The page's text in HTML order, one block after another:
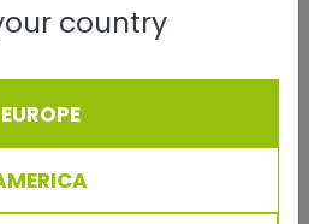
country
EUROPE